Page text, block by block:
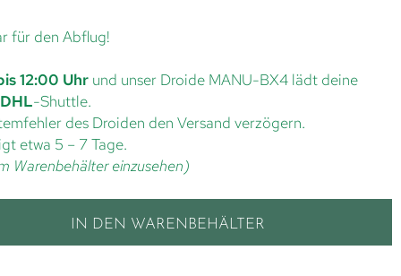
für den Abflug!
12:00 Uhr und unser Droide MANU-BX4 lädt deine
DHL-Shuttle.
des Droiden den Versand verzögern.
etwa 5 – 7 Tage.
Warenbehälter einzusehen)
IN DEN WARENBEHÄLTER